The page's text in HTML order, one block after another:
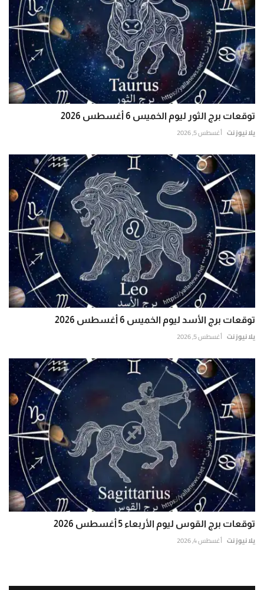
توقعات برج الثور ليوم الخميس 6 أغسطس 2026
يلا نيوز نت أغسطس 5, 2026
توقعات برج الأسد ليوم الخميس 6 أغسطس 2026
يلا نيوز نت أغسطس 5, 2026
توقعات برج القوس ليوم الأربعاء 5 أغسطس 2026
يلا نيوز نت أغسطس 4, 2026